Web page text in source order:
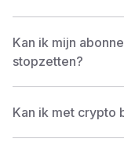
Kan ik mijn
stopzetten?
Kan ik met crypto